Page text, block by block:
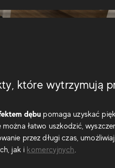
które wytrzymują
dębu pomaga uzyskać
łatwo uszkodzić,
przez długi czas,
jak i komercyjnych.